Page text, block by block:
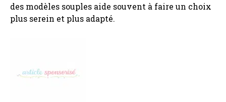
des modèles souples aide souvent à faire un choix
plus serein et plus adapté.